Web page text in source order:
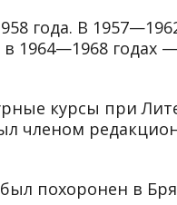
года. В
1964—1968 годах
курсы при
членом
похоронен в